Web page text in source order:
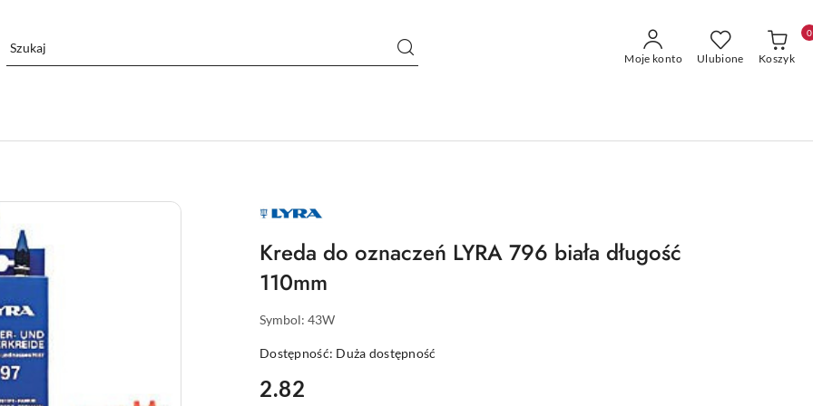
Moje konto Ulubione Koszyk
0
NAZWA
PRODUCENTA:
Kreda do oznaczeń LYRA 796 biała długość
110mm
Symbol: 43W
Dostępność: Duża dostępność
cena:
2.82